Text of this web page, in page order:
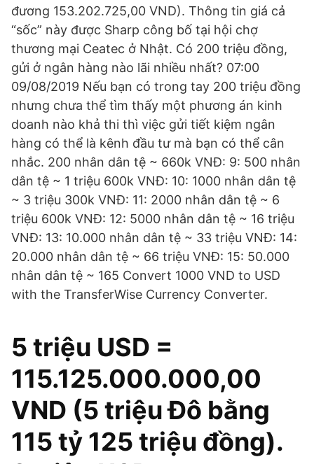
đương 153.202.725,00 VND). Thông tin giá cả
“sốc” này được Sharp công bố tại hội chợ
thương mại Ceatec ở Nhật. Có 200 triệu đồng,
gửi ở ngân hàng nào lãi nhiều nhất? 07:00
09/08/2019 Nếu bạn có trong tay 200 triệu đồng
nhưng chưa thể tìm thấy một phương án kinh
doanh nào khả thi thì việc gửi tiết kiệm ngân
hàng có thể là kênh đầu tư mà bạn có thể cân
nhắc. 200 nhân dân tệ ~ 660k VNĐ: 9: 500 nhân
dân tệ ~ 1 triệu 600k VNĐ: 10: 1000 nhân dân tệ
~ 3 triệu 300k VNĐ: 11: 2000 nhân dân tệ ~ 6
triệu 600k VNĐ: 12: 5000 nhân dân tệ ~ 16 triệu
VNĐ: 13: 10.000 nhân dân tệ ~ 33 triệu VNĐ: 14:
20.000 nhân dân tệ ~ 66 triệu VNĐ: 15: 50.000
nhân dân tệ ~ 165 Convert 1000 VND to USD
with the TransferWise Currency Converter.
5 triệu USD =
115.125.000.000,00
VND (5 triệu Đô bằng
115 tỷ 125 triệu đồng).